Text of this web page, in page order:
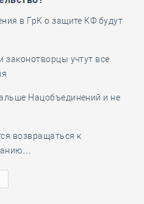
в ГрК о защите КФ будут
законотворцы учтут все
Нацобъединений и не
возвращаться к